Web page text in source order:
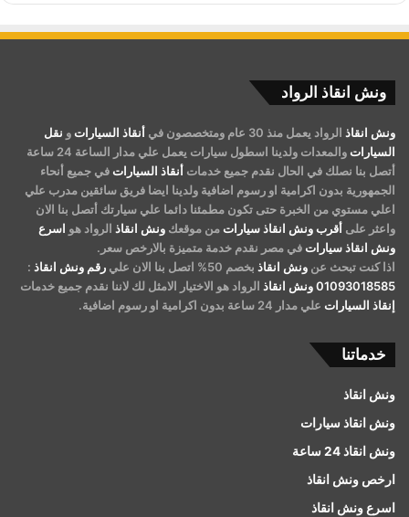
ونش انقاذ الرواد
ونش انقاذ الرواد يعمل منذ 30 عام ومتخصصون في أنقاذ السيارات و نقل
السيارات
والمعدات ولدينا اسطول سيارات يعمل علي مدار الساعة 24 ساعة
أتصل بنا نصلك في الحال نقدم جميع خدمات أنقاذ السيارات في جميع أنحاء
الجمهورية بدون اكرامية او رسوم اضافية ولدينا ايضا فريق سائقين مدرب علي
اعلي مستوي من الخبرة حتى تكون مطمئنا دائما علي سيارتك أتصل بنا الان
واعثر على أقرب ونش انقاذ سيارات من موقعك ونش انقاذ الرواد هو اسرع
ونش انقاذ سيارات في مصر نقدم خدمة متميزة بالارخص سعر.
اذا كنت تبحث عن ونش انقاذ بخصم 50% اتصل بنا الان علي رقم ونش انقاذ :
01093018585ونش انقاذ الرواد هو الاختيار الامثل لك لاننا نقدم جميع خدمات
إنقاذ السيارات علي مدار 24 ساعة بدون اكرامية او رسوم اضافية.
خدماتنا
ونش انقاذ
ونش انقاذ سيارات
ونش انقاذ 24 ساعة
ارخص ونش انقاذ
اسرع ونش انقاذ